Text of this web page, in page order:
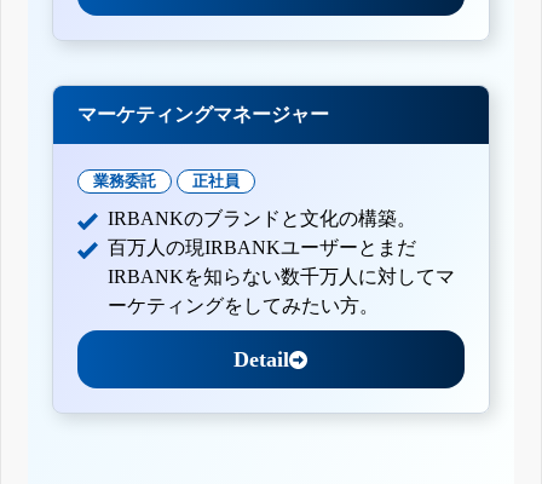
マーケティングマネージャー
業務委託 正社員
IRBANKのブランドと文化の構築。
百万人の現IRBANKユーザーとまだ
IRBANKを知らない数千万人に対してマ
ーケティングをしてみたい方。
Detail